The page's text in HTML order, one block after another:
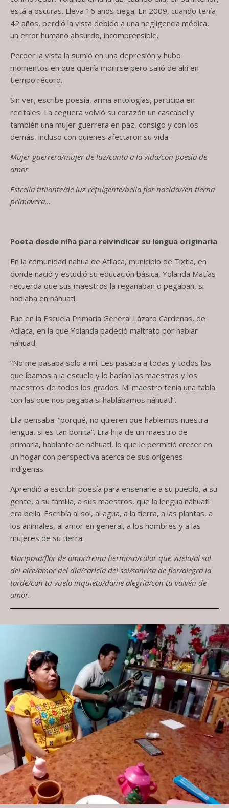
está a oscuras. Lleva 16 años ciega. En 2009, cuando tenía
42 años, perdió la vista debido a una negligencia médica,
un error humano absurdo, incomprensible.
Perder la vista la sumió en una depresión y hubo
momentos en que quería morirse pero salió de ahí en
tiempo récord.
Sin ver, escribe poesía, arma antologías, participa en
recitales. La ceguera volvió su corazón un cascabel y
también una mujer guerrera en paz, consigo y con los
demás, incluso con quienes afectaron su vida.
Mujer guerrera/mujer de luz/canta a la vida/con poesía de
amor
Estrella titilante/de luz refulgente/bella flor nacida//en tierna
primavera…
Poeta desde niña para reivindicar su lengua originaria
En la comunidad nahua de Atliaca, municipio de Tixtla, en
donde nació y estudió su educación básica, Yolanda Matías
recuerda que sus maestros la regañaban o pegaban, si
hablaba en náhuatl.
Fue en la Escuela Primaria General Lázaro Cárdenas, de
Atliaca, en la que Yolanda padeció maltrato por hablar
náhuatl.
“No me pasaba solo a mí. Les pasaba a todas y todos los
que íbamos a la escuela y lo hacían las maestras y los
maestros de todos los grados. Mi maestro tenía una tabla
con las que nos pegaba si hablábamos náhuatl”.
Ella pensaba: “porqué, no quieren que hablemos nuestra
lengua, si es tan bonita”. Era hija de un maestro de
primaria, hablante de náhuatl, lo que le permitió crecer en
un hogar con perspectiva acerca de sus orígenes
indígenas.
Aprendió a escribir poesía para enseñarle a su pueblo, a su
gente, a su familia, a sus maestros, que la lengua náhuatl
era bella. Escribía al sol, al agua, a la tierra, a las plantas, a
los animales, al amor en general, a los hombres y a las
mujeres de su tierra.
Mariposa/flor de amor/reina hermosa/color que vuela/al sol
del aire/amor del día/caricia del sol/sonrisa de flor/alegra la
tarde/con tu vuelo inquieto/dame alegría/con tu vaivén de
amor.